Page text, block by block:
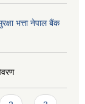
भत्ता नेपाल बैंक